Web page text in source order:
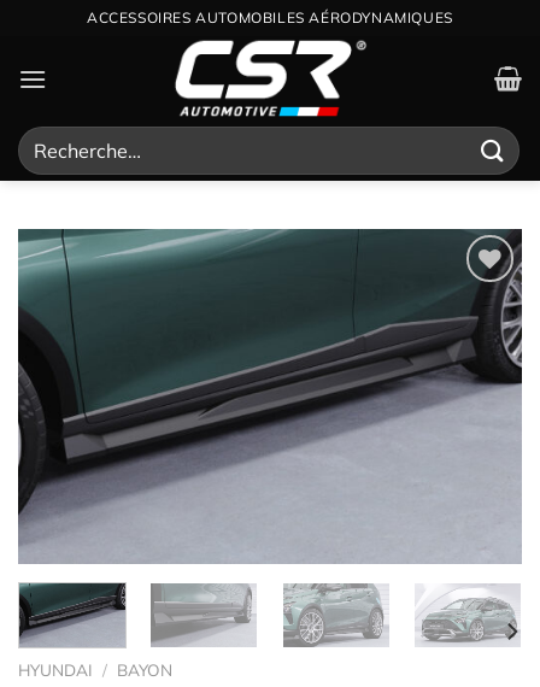
contenu
ACCESSOIRES AUTOMOBILES AÉRODYNAMIQUES
Recherche
pour :
Ajouter
à la
wishlist
HYUNDAI / BAYON